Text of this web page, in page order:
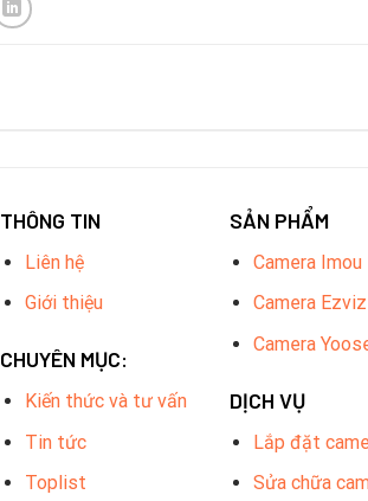
THÔNG TIN
Liên hệ
Giới thiệu
CHUYÊN MỤC:
Kiến thức và tư vấn
Tin tức
Toplist
SẢN PHẨM
Camera Imou
Camera Ezviz
Camera
DỊCH VỤ
Lắp đặt
Sửa chữa